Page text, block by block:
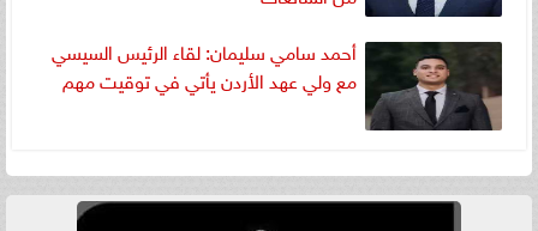
أحمد سامي سليمان: لقاء الرئيس السيسي
مع ولي عهد الأردن يأتي في توقيت مهم